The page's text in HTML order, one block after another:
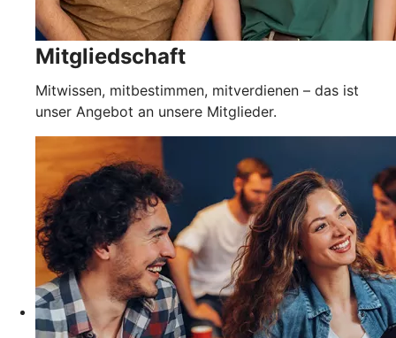
Mitgliedschaft
Mitwissen, mitbestimmen, mitverdienen – das ist
unser Angebot an unsere Mitglieder.